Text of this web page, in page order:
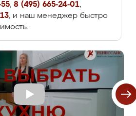
, 8 (495) 665-24-01,
, и наш менеджер быстро